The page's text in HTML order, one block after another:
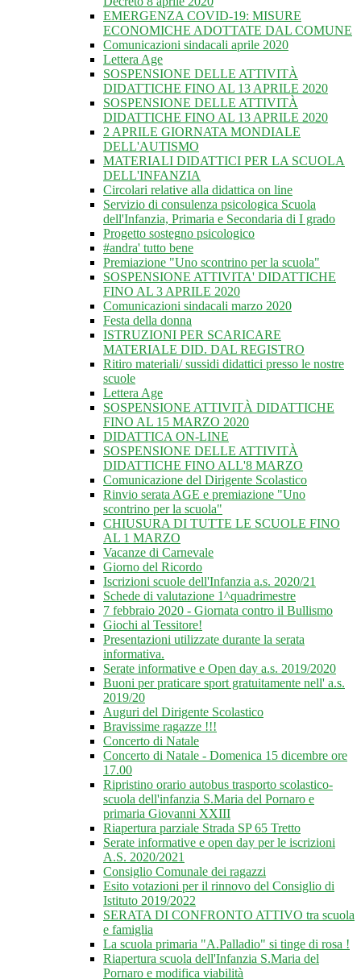
EMERGENZA COVID-19: MISURE
ECONOMICHE ADOTTATE DAL COMUNE
Comunicazioni sindacali aprile 2020
Lettera Age
SOSPENSIONE DELLE ATTIVITÀ
DIDATTICHE FINO AL 13 APRILE 2020
SOSPENSIONE DELLE ATTIVITÀ
DIDATTICHE FINO AL 13 APRILE 2020
2 APRILE GIORNATA MONDIALE
DELL'AUTISMO
MATERIALI DIDATTICI PER LA SCUOLA
DELL'INFANZIA
Circolari relative alla didattica on line
Servizio di consulenza psicologica Scuola
dell'Infanzia, Primaria e Secondaria di I grado
Progetto sostegno psicologico
#andra' tutto bene
Premiazione "Uno scontrino per la scuola"
SOSPENSIONE ATTIVITA' DIDATTICHE
FINO AL 3 APRILE 2020
Comunicazioni sindacali marzo 2020
Festa della donna
ISTRUZIONI PER SCARICARE
MATERIALE DID. DAL REGISTRO
Ritiro materiali/ sussidi didattici presso le nostre
scuole
Lettera Age
SOSPENSIONE ATTIVITÀ DIDATTICHE
FINO AL 15 MARZO 2020
DIDATTICA ON-LINE
SOSPENSIONE DELLE ATTIVITÀ
DIDATTICHE FINO ALL'8 MARZO
Comunicazione del Dirigente Scolastico
Rinvio serata AGE e premiazione "Uno
scontrino per la scuola"
CHIUSURA DI TUTTE LE SCUOLE FINO
AL 1 MARZO
Vacanze di Carnevale
Giorno del Ricordo
Iscrizioni scuole dell'Infanzia a.s. 2020/21
Schede di valutazione 1^quadrimestre
7 febbraio 2020 - Giornata contro il Bullismo
Giochi al Tessitore!
Presentazioni utilizzate durante la serata
informativa.
Serate informative e Open day a.s. 2019/2020
Buoni per praticare sport gratuitamente nell' a.s.
2019/20
Auguri del Dirigente Scolastico
Bravissime ragazze !!!
Concerto di Natale
Concerto di Natale - Domenica 15 dicembre ore
17.00
Ripristino orario autobus trasporto scolastico-
scuola dell'infanzia S.Maria del Pornaro e
primaria Giovanni XXIII
Riapertura parziale Strada SP 65 Tretto
Serate informative e open day per le iscrizioni
A.S. 2020/2021
Consiglio Comunale dei ragazzi
Esito votazioni per il rinnovo del Consiglio di
Istituto 2019/2022
SERATA DI CONFRONTO ATTIVO tra scuola
e famiglia
La scuola primaria "A.Palladio" si tinge di rosa !
Riapertura scuola dell'Infanzia S.Maria del
Pornaro e modifica viabilità